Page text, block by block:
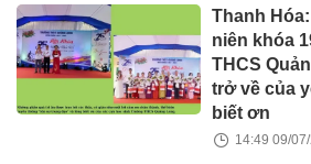
Thanh
niên khóa
THCS
trở về của
biết ơn
14:49 09/